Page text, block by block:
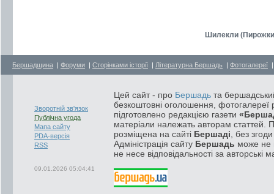
Шилекли
Бершадщина | Форуми | Сторінками історії | Літературна Бершадь | Фотогалереї
Зворотній зв'язок
Публічна угода
Мапа сайту
PDA-версія
RSS
09.01.2026 05:04:41
Цей сайт - про Бершадь та
безкоштовні оголошення, фотогалереї
підготовлено редакцією газети
матеріали належать авторам статтей.
розміщена на сайті Бершаді , без
Адміністрація сайту Бершадь може не
не несе відповідальності за авторські